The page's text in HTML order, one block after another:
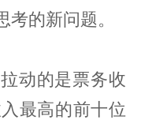
的新问题。
动的是票务收
最高的前十位